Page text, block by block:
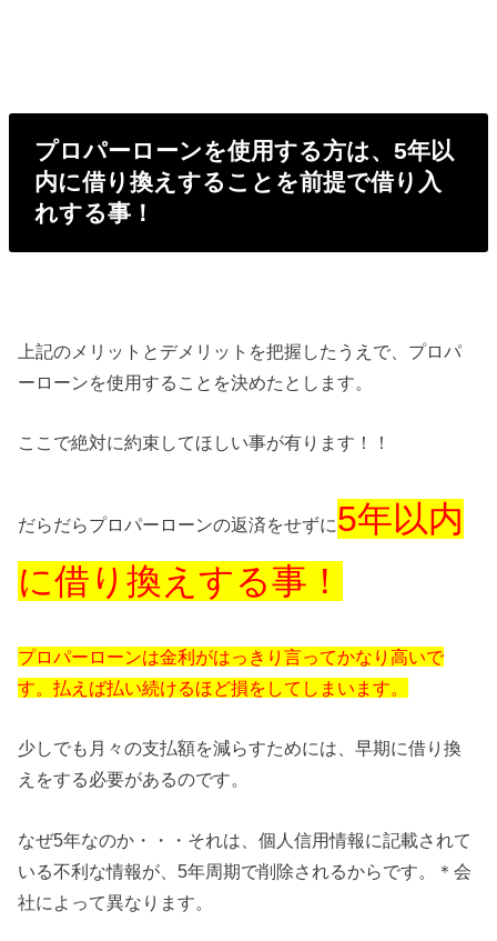
プロパーローンを使用する方は、5年以
内に借り換えすることを前提で借り入
れする事！
上記のメリットとデメリットを把握したうえで、プロパ
ーローンを使用することを決めたとします。
ここで絶対に約束してほしい事が有ります！！
だらだらプロパーローンの返済をせずに5年以内
に借り換えする事！
プロパーローンは金利がはっきり言ってかなり高いで
す。払えば払い続けるほど損をしてしまいます。
少しでも月々の支払額を減らすためには、早期に借り換
えをする必要があるのです。
なぜ5年なのか・・・それは、個人信用情報に記載されて
いる不利な情報が、5年周期で削除されるからです。＊会
社によって異なります。